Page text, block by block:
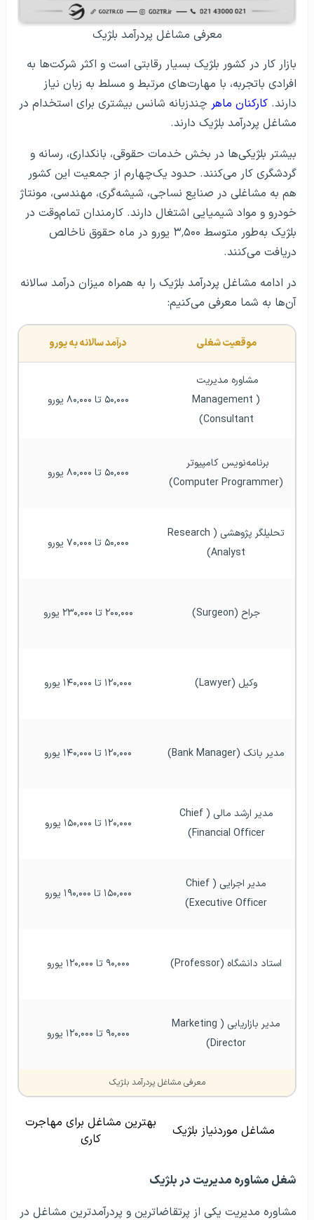
معرفی مشاغل پردرآمد بلژیک
بازار کار در کشور بلژیک بسیار رقابتی است و اکثر شرکت‌ها به
افرادی باتجربه، با مهارت‌های مرتبط و مسلط به زبان نیاز
دارند. کارکنان ماهر چندزبانه شانس بیشتری برای استخدام در
مشاغل پردرآمد بلژیک دارند.
بیشتر بلژیکی‌ها در بخش خدمات حقوقی، بانکداری، رسانه و
گردشگری کار می‌کنند. حدود یک‌چهارم از جمعیت این کشور
هم به مشاغلی در صنایع نساجی، شیشه‌گری، مهندسی، مونتاژ
خودرو و مواد شیمیایی اشتغال دارند. کارمندان تمام‌وقت در
بلژیک به‌طور متوسط ۳٬۵۰۰ یورو در ماه حقوق ناخالص
دریافت می‌کنند.
در ادامه مشاغل پردرآمد بلژیک را به همراه میزان درآمد سالانه
آن‌ها به شما معرفی می‌کنیم:
موقعیت شغلی درآمد سالانه به یورو
(Management
Consultant)
۵۰,۰۰۰ تا ۸۰,۰۰۰ یورو
(Computer Programmer)
۵۰,۰۰۰ تا ۸۰,۰۰۰ یورو
تحلیلگر پژوهشی (Research
Analyst)
۵۰,۰۰۰ تا ۷۰,۰۰۰ یورو
جراح (Surgeon) ۲۰۰,۰۰۰ تا ۲۳۰,۰۰۰ یورو
وکیل (Lawyer) ۱۲۰,۰۰۰ تا ۱۴۰,۰۰۰ یورو
مدیر بانک (Bank Manager) ۱۲۰,۰۰۰ تا ۱۴۰,۰۰۰ یورو
مدیر ارشد مالی (Chief
Financial Officer)
۱۲۰,۰۰۰ تا ۱۵۰,۰۰۰ یورو
مدیر اجرایی (Chief
Executive Officer)
۱۵۰,۰۰۰ تا ۱۹۰,۰۰۰ یورو
استاد دانشگاه (Professor) ۹۰,۰۰۰ تا ۱۲۰,۰۰۰ یورو
مدیر بازاریابی (Marketing
Director)
۹۰,۰۰۰ تا ۱۲۰,۰۰۰ یورو
معرفی مشاغل پردرآمد بلژیک
مشاغل موردنیاز بلژیک
بهترین مشاغل برای مهاجرت
کاری
شغل مشاوره مدیریت در بلژیک
مشاوره مدیریت یکی از پرتقاضاترین و پردرآمدترین مشاغل در